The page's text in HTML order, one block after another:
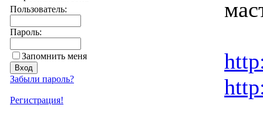
Пользователь:
Пароль:
Запомнить меня
Забыли пароль?
Регистрация!